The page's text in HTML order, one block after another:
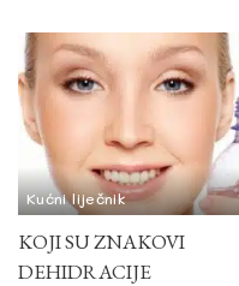
Kućni liječnik
KOJI SU ZNAKOVI
DEHIDRACIJE